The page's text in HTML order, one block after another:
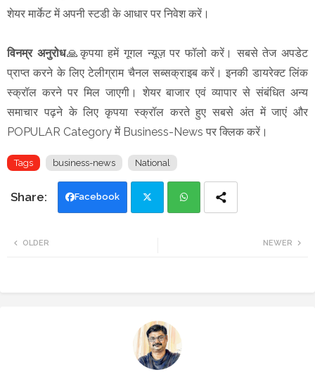
शेयर मार्केट में अपनी स्टडी के आधार पर निवेश करें।
विनम्र अनुरोध🙏कृपया हमें गूगल न्यूज़ पर फॉलो करें। सबसे तेज अपडेट
प्राप्त करने के लिए टेलीग्राम चैनल सब्सक्राइब करें। इनकी डायरेक्ट लिंक
स्क्रॉल करने पर मिल जाएगी। शेयर बाजार एवं व्यापार से संबंधित अन्य
समाचार पढ़ने के लिए कृपया स्क्रॉल करते हुए सबसे अंत में जाएं और
POPULAR Category में Business-News पर क्लिक करें।
Tags business-news National
Facebook
NEWER
OLDER